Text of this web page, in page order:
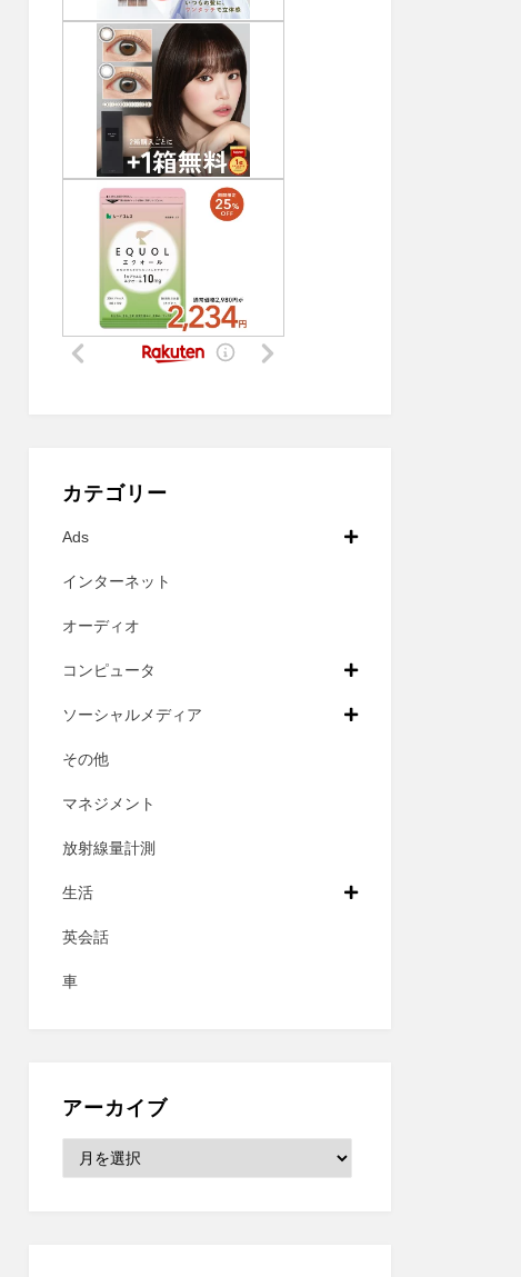
カテゴリー
Ads
インターネット
オーディオ
コンピュータ
ソーシャルメディア
その他
マネジメント
放射線量計測
生活
英会話
車
アーカイブ
ー